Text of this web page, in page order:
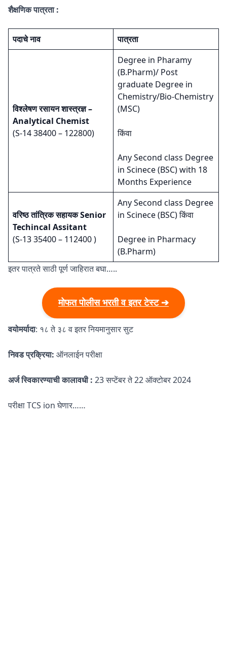
शैक्षणिक पात्रता :
पदाचे नाव पात्रता
विश्लेषण रसायन शास्त्रज्ञ –
Analytical Chemist
(S-14 38400 – 122800)
Degree in Pharamy
(B.Pharm)/ Post
graduate Degree in
Chemistry/Bio-Chemistry
(MSC)
किंवा
Any Second class Degree
in Scinece (BSC) with 18
Months Experience
वरिष्ठ तांत्रिक सहायक Senior
Techincal Assitant
(S-13 35400 – 112400 )
Any Second class Degree
in Scinece (BSC) किंवा
Degree in Pharmacy
(B.Pharm)
इतर पात्रते साठी पूर्ण जाहिरात बघा…..
मोफत पोलीस भरती व इतर टेस्ट ➔
वयोमर्यादा: १८ ते ३८ व इतर नियमानुसार सुट
निवड प्रक्रिया: ऑनलाईन परीक्षा
अर्ज स्विकारण्याची कालावधी : 23 सप्टेंबर ते 22 ऑक्टोबर 2024
परीक्षा TCS ion घेणार……